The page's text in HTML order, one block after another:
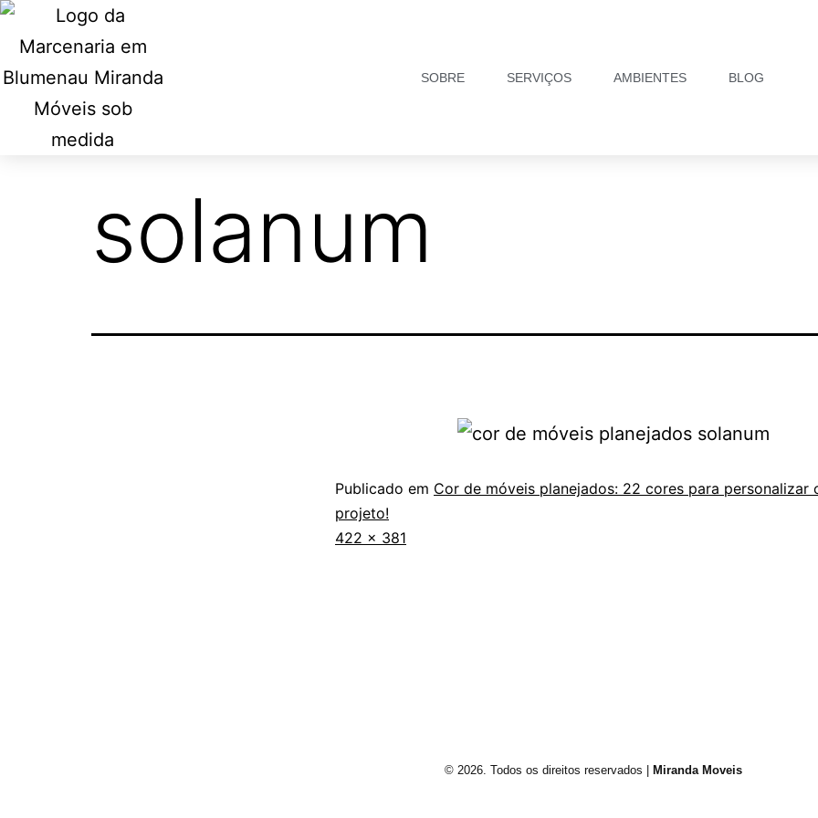
SOBRE SERVIÇOS AMBIENTES BLOG
solanum
Publicado em Cor de móveis planejados: 22 cores para personalizar
projeto!
422 × 381
© 2026. Todos os direitos reservados | Miranda Moveis